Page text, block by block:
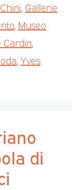
, Gallerie
, Museo
Cardin,
,Yves
di